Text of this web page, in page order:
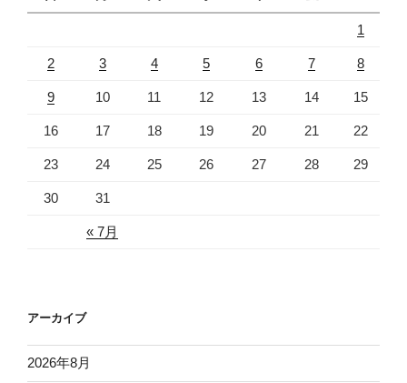
« 7月
1
2 3 4 5 6 7 8
9 10 11 12 13 14 15
16 17 18 19 20 21 22
23 24 25 26 27 28 29
30 31
アーカイブ
2026年8月